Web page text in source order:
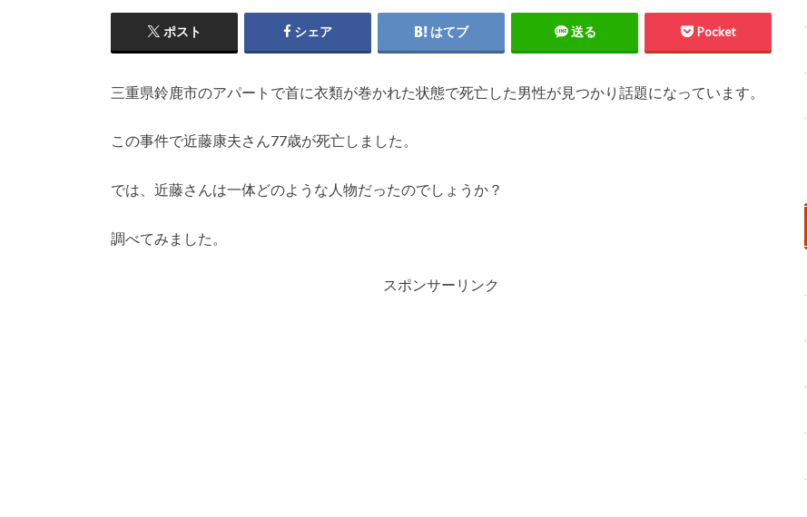
ポスト シェア はてブ 送る Pocket
三重県鈴鹿市のアパートで首に衣類が巻かれた状態で死亡した男性が見つかり話題になっています。
この事件で近藤康夫さん77歳が死亡しました。
では、近藤さんは一体どのような人物だったのでしょうか？
調べてみました。
スポンサーリンク